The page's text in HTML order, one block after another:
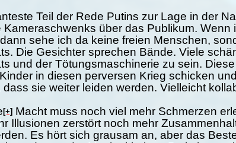
Teil der Rede Putins zur Lage in der
über das Publikum.
sehe ich da keine freien Menschen,
Die Gesichter sprechen Bände. Viele
und der Tötungsmaschinerie zu sein.
in diesen perversen Krieg schicken
sie weiter leiden werden. Vielleicht
[+] Macht muss noch viel mehr Schmerzen
Illusionen zerstört noch mehr
Es hört sich grausam an, aber das